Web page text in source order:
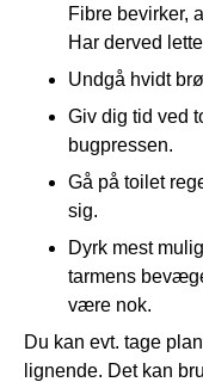
Fibre bevirker,
Har derved
Undgå hvidt
Giv dig tid ved
bugpressen.
Gå på toilet
sig.
Dyrk mest
tarmens
være nok.
Du kan evt. tage
lignende. Det kan